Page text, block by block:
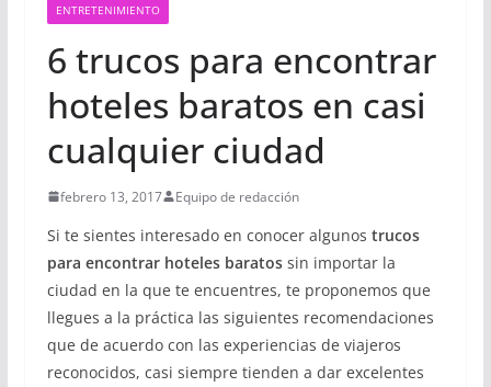
ENTRETENIMIENTO
6 trucos para encontrar
hoteles baratos en casi
cualquier ciudad
febrero 13, 2017 Equipo de redacción
Si te sientes interesado en conocer algunos trucos
para encontrar hoteles baratossin importar la
ciudad en la que te encuentres, te proponemos que
llegues a la práctica las siguientes recomendaciones
que de acuerdo con las experiencias de viajeros
reconocidos, casi siempre tienden a dar excelentes